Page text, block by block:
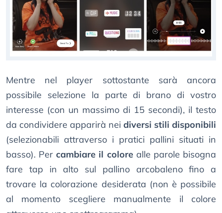
Mentre nel player sottostante sarà ancora
possibile selezione la parte di brano di vostro
interesse (con un massimo di 15 secondi), il testo
da condividere apparirà nei diversi stili disponibili
(selezionabili attraverso i pratici pallini situati in
basso). Percambiare il colorealle parole bisogna
fare tap in alto sul pallino arcobaleno fino a
trovare la colorazione desiderata (non è possibile
al momento scegliere manualmente il colore